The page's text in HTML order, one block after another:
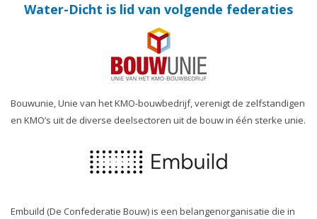
Water-Dicht is lid van volgende federaties
Bouwunie, Unie van het KMO-bouwbedrijf, verenigt de zelfstandigen
en KMO’s uit de diverse deelsectoren uit de bouw in één sterke unie.
Embuild (De Confederatie Bouw) is een belangenorganisatie die in